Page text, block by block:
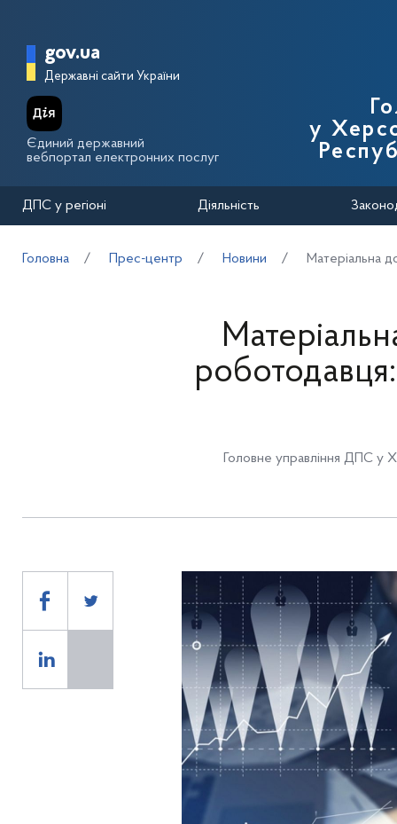
Головна сторінка Державної
gov.ua
Державні сайти України
Єдиний державний
вебпортал електронних послуг
у
ДПС у регіоні Діяльність
Головна Прес-центр Новини Матеріальна
Головне управління ДПС у